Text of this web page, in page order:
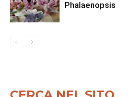
Phalaenopsis